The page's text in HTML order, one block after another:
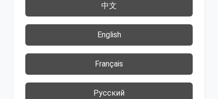
中文
English
Français
Русский